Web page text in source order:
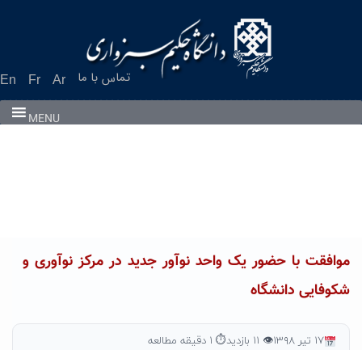
En Fr Ar تماس با ما
MENU
موافقت با حضور یک واحد نوآور جدید در مرکز نوآوری و
شکوفایی دانشگاه
۱۷ تیر ۱۳۹۸ 👁 ۱۱ بازدید ⏱ ۱ دقیقه مطالعه